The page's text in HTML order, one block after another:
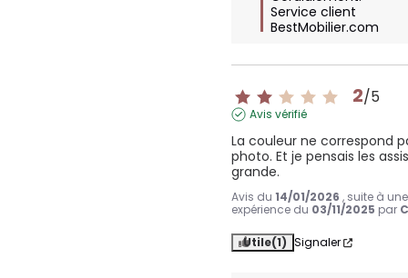
Service client
BestMobilier.com
2/5
Avis vérifié
La couleur ne correspond
photo. Et je pensais les
grande.
Avis du14/01/2026 , suite à une
expérience du 03/11/2025 par
Utile(1) Signaler